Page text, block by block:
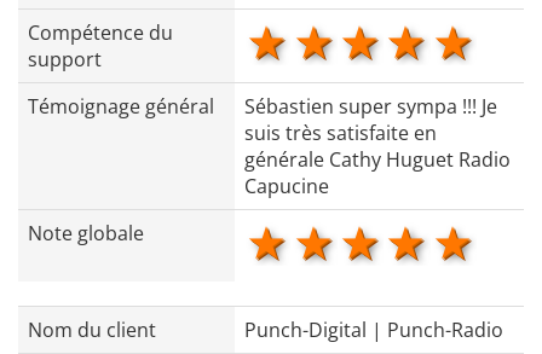
Compétence du
support
4
3 stars
2 stars
1 star
Témoignage général
Sébastien super sympa !!! Je
suis très satisfaite en
générale Cathy Huguet Radio
Capucine
Note globale
4
3 stars
2 stars
1 star
Nom du client
Punch-Digital | Punch-Radio